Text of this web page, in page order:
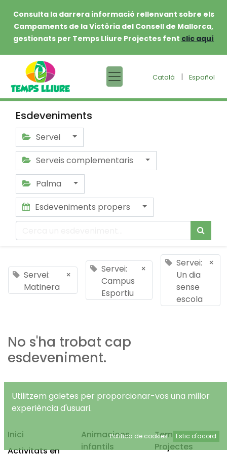
Consulta la darrera informació rellenvant sobre els
Campaments de la Victòria del Consell de Mallorca,
gestionats per Temps Lliure Projectes fent clic aquí
Català | Español
Esdeveniments
Servei
Serveis complementaris
Palma
Esdeveniments propers
Servei:
Matinera
×
Servei:
Campus
Esportiu
×
Servei:
Un dia
sense
escola
×
No s'ha trobat cap
esdeveniment.
Inici
Activitats en
Animacions
infantils
Temps Lliure
Projectes
Utilitzem galetes per proporcionar-vos una millor
experiència d'usuari.
Política de cookies Estic d'acord